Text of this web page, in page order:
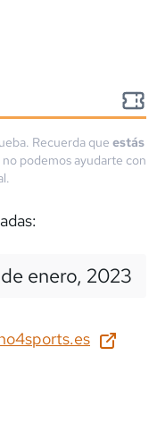
Recuerda que estás
no podemos ayudarte con
enero, 2023